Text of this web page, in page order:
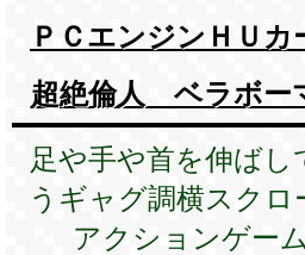
ＰＣエンジンＨＵカ
超絶倫人 ベラボー
足や手や首を伸ばし
うギャグ調横スクロ
アクションゲーム